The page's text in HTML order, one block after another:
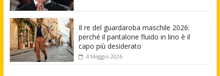
Il re del guardaroba maschile 2026:
perché il pantalone fluido in lino è il
capo più desiderato
4 Maggio 2026